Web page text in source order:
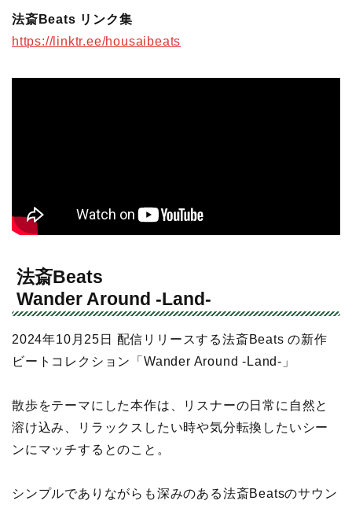
法斎Beats リンク集
https://linktr.ee/housaibeats
法斎Beats
Wander Around -Land-
2024年10月25日 配信リリースする法斎Beats の新作
ビートコレクション「Wander Around -Land-」
散歩をテーマにした本作は、リスナーの日常に自然と
溶け込み、リラックスしたい時や気分転換したいシー
ンにマッチするとのこと。
シンプルでありながらも深みのある法斎Beatsのサウン